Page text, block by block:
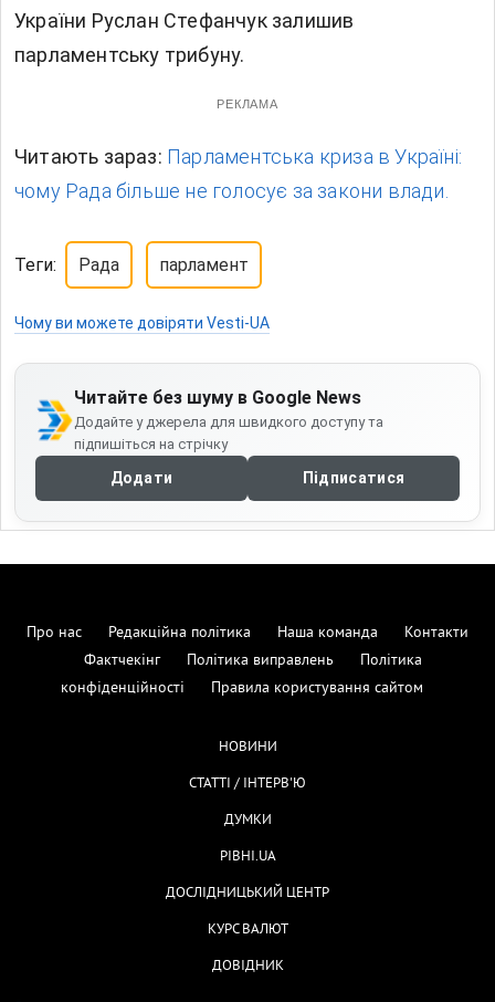
України Руслан Стефанчук залишив
парламентську трибуну.
РЕКЛАМА
Читають зараз: Парламентська криза в Україні:
чому Рада більше не голосує за закони влади.
Теги: Рада парламент
Чому ви можете довіряти Vesti-UA
Читайте без шуму в Google News
Додайте у джерела для швидкого доступу та
підпишіться на стрічку
Додати Підписатися
Про нас Редакційна політика Наша команда
Контакти
Фактчекінг
Політика виправлень
Політика
конфіденційності
Правила користування сайтом
НОВИНИ
СТАТТІ / ІНТЕРВ'Ю
ДУМКИ
РІВНІ.UA
ДОСЛІДНИЦЬКИЙ ЦЕНТР
КУРС ВАЛЮТ
ДОВІДНИК